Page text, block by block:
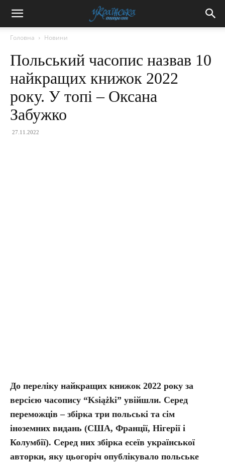
Головна Новини
Польський часопис назвав 10
найкращих книжок 2022
року. У топі – Оксана
Забужко
27.11.2022
До переліку найкращих книжок 2022 року за
версією часопису “Książki” увійшли. Cеред
переможців – збірка три польські та сім
іноземних видань (США, Франції, Нігерії і
Колумбії). Серед них збірка есеїв української
авторки, яку цьогоріч опублікувало польське